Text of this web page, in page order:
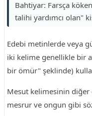
Bahtiyar: Farsça
talihi yardımcı olan"
Edebi metinlerde veya
iki kelime genellikle bir
bir ömür" şeklinde)
Mesut kelimesinin diğer
mesrur ve ongun gibi